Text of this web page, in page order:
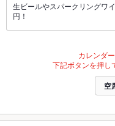
生ビールやスパークリングワ
円！
カレンダ
下記ボタンを押し
空